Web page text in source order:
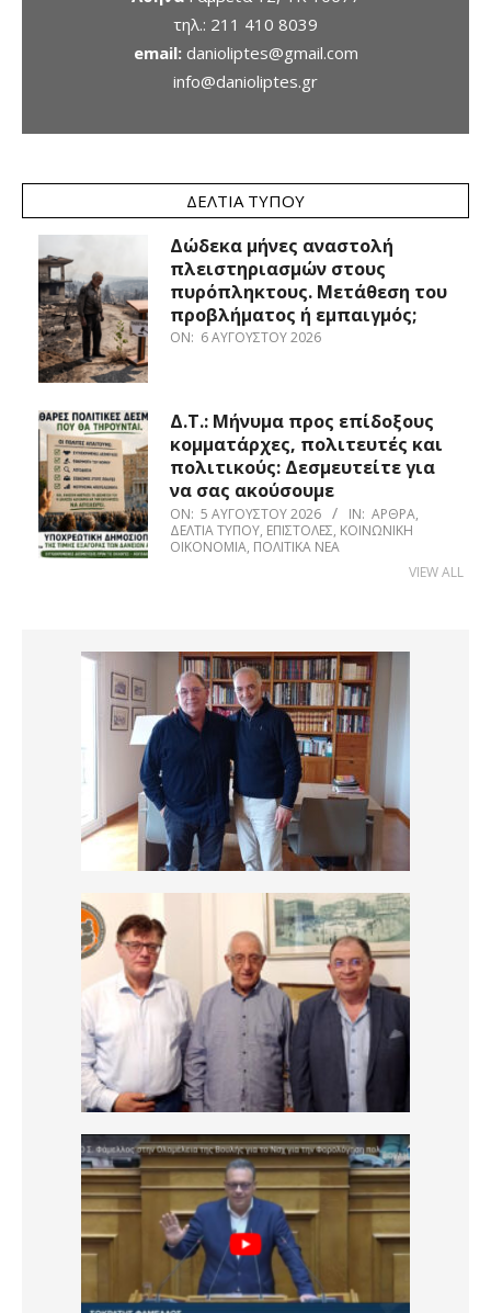
τηλ.: 211 410 8039
email: danioliptes@gmail.com
info@danioliptes.gr
ΔΕΛΤΊΑ ΤΎΠΟΥ
Δώδεκα μήνες αναστολή
πλειστηριασμών στους
πυρόπληκτους. Μετάθεση του
προβλήματος ή εμπαιγμός;
ON: 6 ΑΥΓΟΎΣΤΟΥ 2026
Δ.Τ.: Μήνυμα προς επίδοξους
κομματάρχες, πολιτευτές και
πολιτικούς: Δεσμευτείτε για
να σας ακούσουμε
ON: 5 ΑΥΓΟΎΣΤΟΥ 2026 IN: ΆΡΘΡΑ,
ΔΕΛΤΊΑ ΤΎΠΟΥ, ΕΠΙΣΤΟΛΈΣ, ΚΟΙΝΩΝΙΚΉ
ΟΙΚΟΝΟΜΊΑ, ΠΟΛΙΤΙΚΆ ΝΈΑ
VIEW ALL